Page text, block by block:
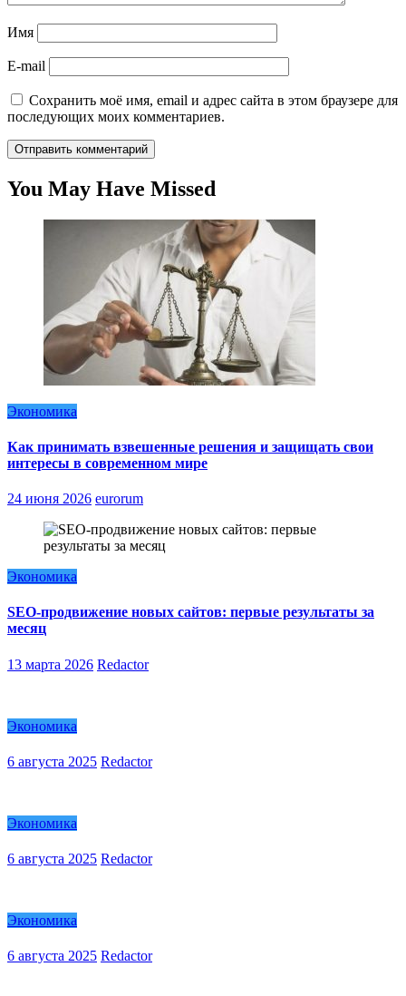
Имя
E-mail
Сохранить моё имя, email и адрес сайта в этом браузере для
последующих моих комментариев.
You May Have Missed
Экономика
Как принимать взвешенные решения и защищать свои
интересы в современном мире
24 июня 2026 eurorum
Экономика
SEO-продвижение новых сайтов: первые результаты за
месяц
13 марта 2026 Redactor
Экономика
6 августа 2025 Redactor
Экономика
6 августа 2025 Redactor
Экономика
6 августа 2025 Redactor